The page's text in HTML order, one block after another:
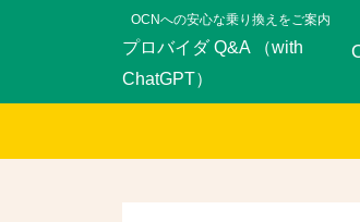
OCNへの安心な乗り換えをご案内
プロバイダ Q&A （with
ChatGPT）